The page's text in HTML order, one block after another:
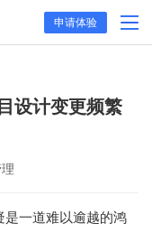
申请体验
设计变更频繁
是一道难以逾越的鸿